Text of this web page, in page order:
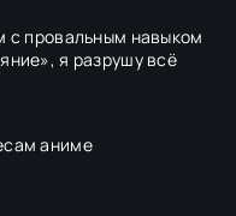
с провальным навыком
я разрушу всё
аниме